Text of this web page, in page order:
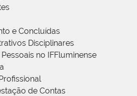
e Concluídas
Disciplinares
no IFFluminense
de Contas